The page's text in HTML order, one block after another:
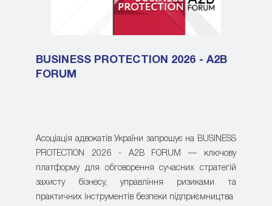
BUSINESS PROTECTION 2026 - A2B
FORUM
Асоціація адвокатів України запрошує на BUSINESS
PROTECTION 2026 - A2B FORUM — ключову
платформу для обговорення сучасних стратегій
захисту бізнесу, управління ризиками та
практичних інструментів безпеки підприємництва